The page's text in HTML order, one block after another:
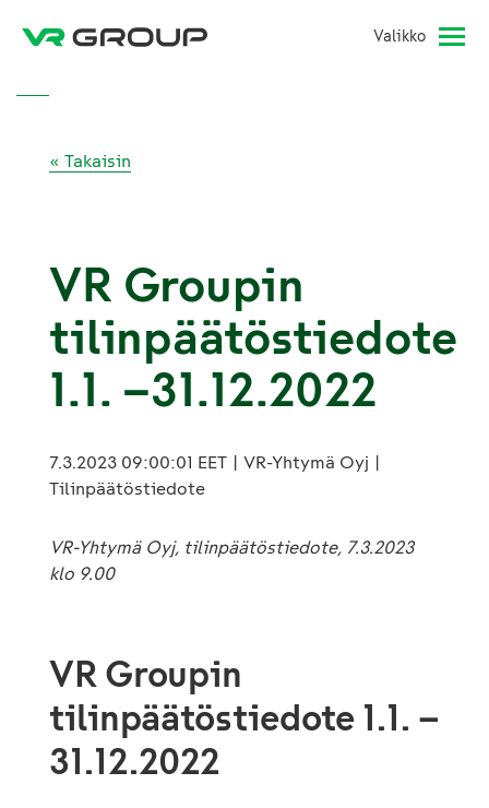
Valikko
« Takaisin
VR Groupin
tilinpäätöstiedote
1.1. –31.12.2022
7.3.2023 09:00:01 EET | VR-Yhtymä Oyj |
Tilinpäätöstiedote
VR-Yhtymä Oyj, tilinpäätöstiedote, 7.3.2023
klo 9.00
VR Groupin
tilinpäätöstiedote 1.1. –
31.12.2022